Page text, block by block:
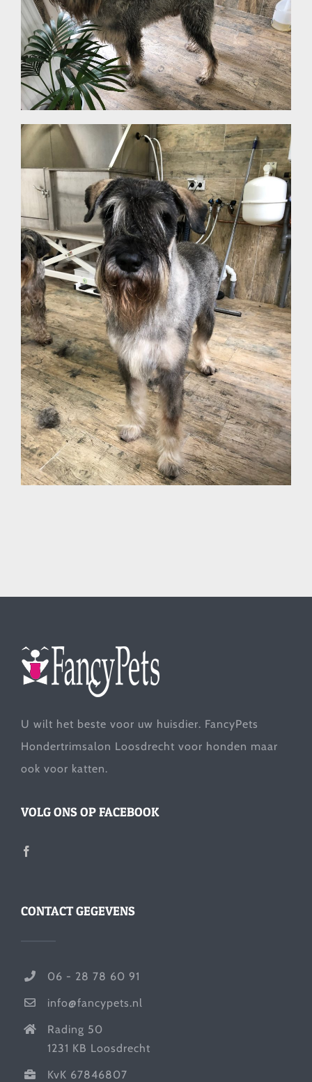
U wilt het beste voor uw huisdier. FancyPets
Hondertrimsalon Loosdrecht voor honden maar
ook voor katten.
VOLG ONS OP FACEBOOK
CONTACT GEGEVENS
06 - 28 78 60 91
info@fancypets.nl
Rading 50
1231 KB Loosdrecht
KvK 67846807